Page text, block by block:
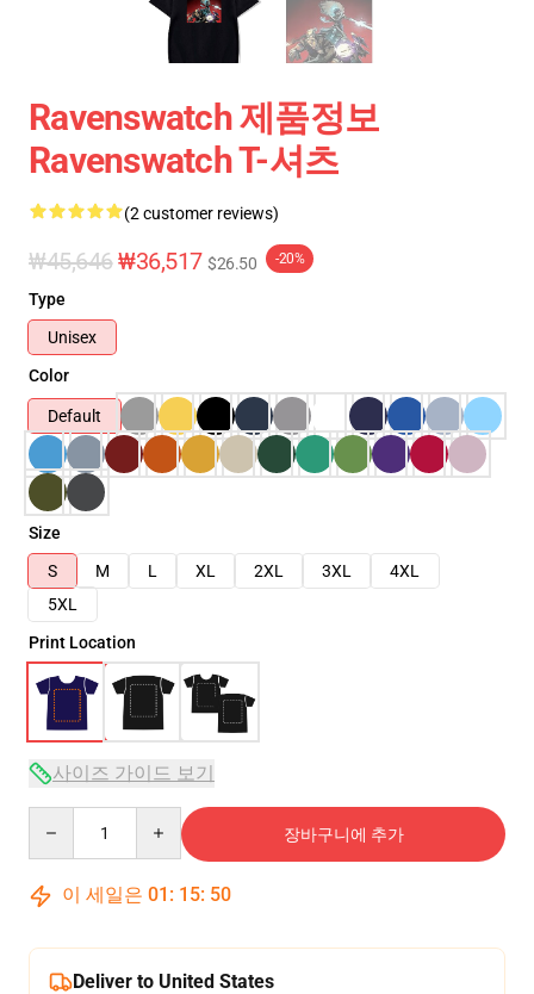
Ravenswatch 제품정보
Ravenswatch T-셔츠
(2 customer reviews)
₩45,646₩36,517 $26.50 -20%
Type
Unisex
Color
Default
Size
S
M L XL 2XL 3XL
4XL
5XL
Print Location
사이즈 가이드 보기
장바구니에 추가
이 세일은 01 : 15: 50
Deliver to United States